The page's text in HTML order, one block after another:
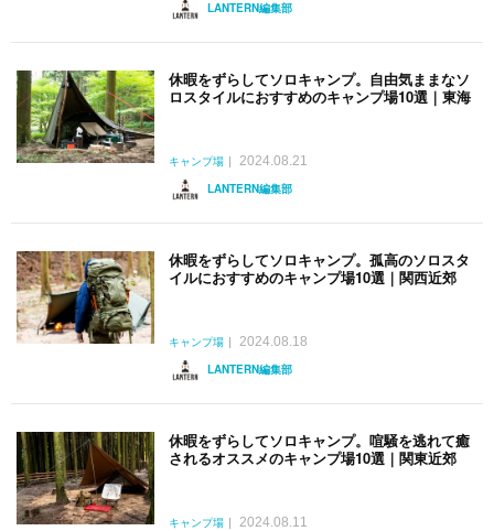
LANTERN編集部
休暇をずらしてソロキャンプ。自由気ままなソ
ロスタイルにおすすめのキャンプ場10選｜東海
キャンプ場
2024.08.21
LANTERN編集部
休暇をずらしてソロキャンプ。孤高のソロスタ
イルにおすすめのキャンプ場10選｜関西近郊
キャンプ場
2024.08.18
LANTERN編集部
休暇をずらしてソロキャンプ。喧騒を逃れて癒
されるオススメのキャンプ場10選｜関東近郊
キャンプ場
2024.08.11